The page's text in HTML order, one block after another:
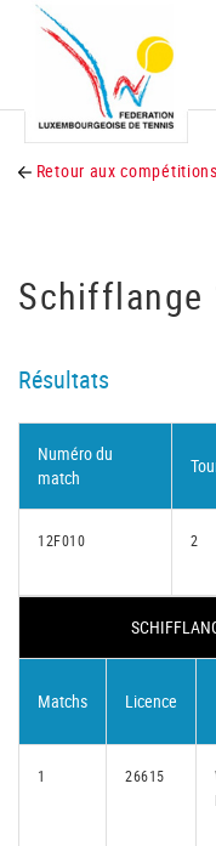
Retour aux compétitions
Schifflange
Résultats
Numéro du
match
12F010 2
Matchs Licence
1 26615